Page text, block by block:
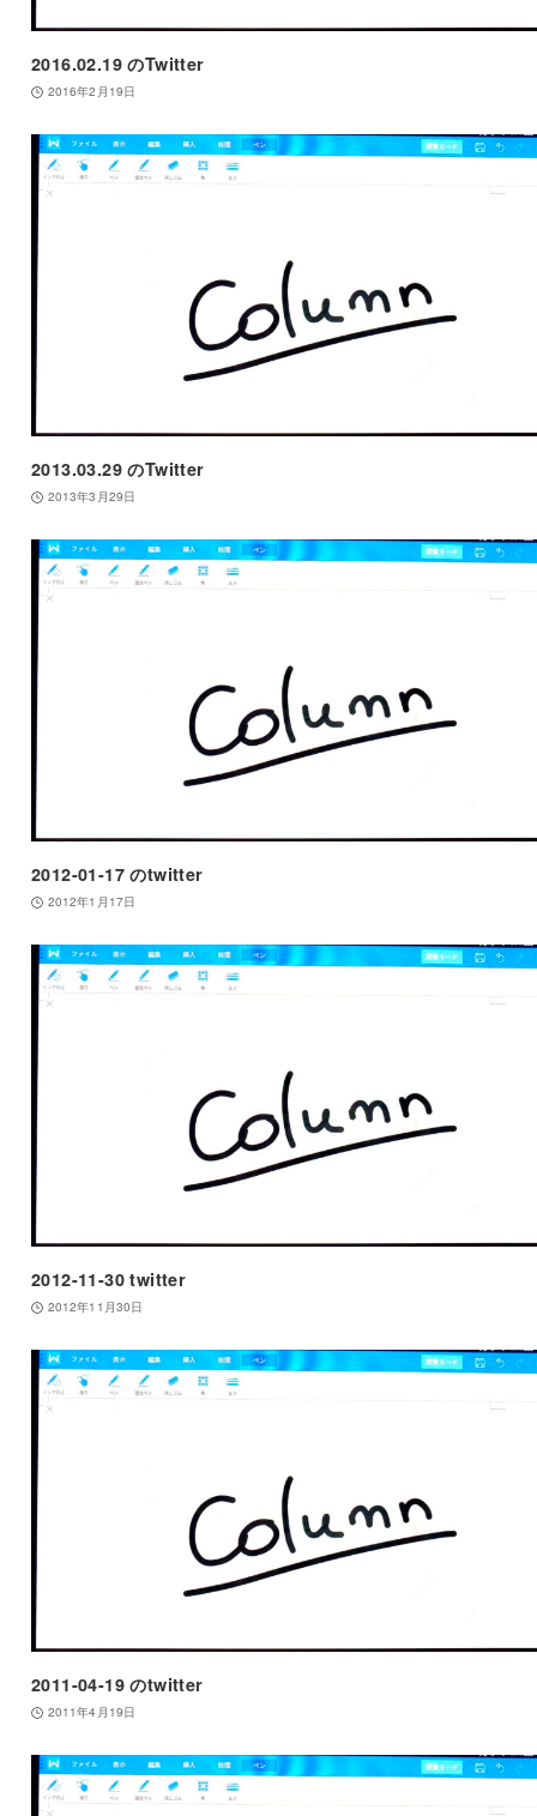
2016.02.19 のTwitter
2016年2月19日
2013.03.29 のTwitter
2013年3月29日
2012-01-17 のtwitter
2012年1月17日
2012-11-30 twitter
2012年11月30日
2011-04-19 のtwitter
2011年4月19日